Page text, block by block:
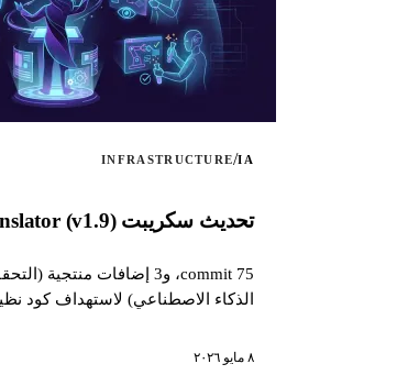
IA
/
INFRASTRUCTURE
تحديث سكريبت AI-Powered Markdown Translator (v1.9): الجديد، وكيف أستهدف كودًا نظيفًا من دون مراجعة ثنائية مع الذكاء الاصطناعي
الذكاء الاصطناعي) لاستهداف كود نظيف عندما
٨ مايو ٢٠٢٦